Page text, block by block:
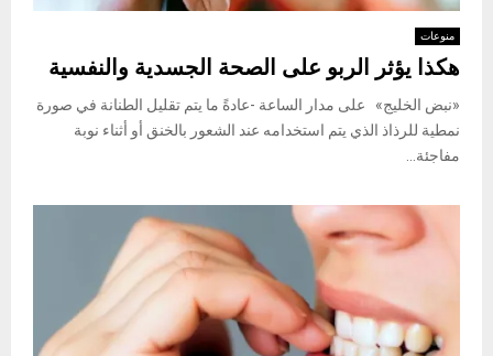
منوعات
هكذا يؤثر الربو على الصحة الجسدية والنفسية
«نبض الخليج» على مدار الساعة -عادةً ما يتم تقليل الطنانة في صورة
نمطية للرذاذ الذي يتم استخدامه عند الشعور بالخنق أو أثناء نوبة
مفاجئة...